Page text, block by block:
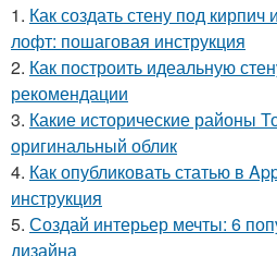
1. Как создать стену под кирпич
лофт: пошаговая инструкция
2. Как построить идеальную
рекомендации
3. Какие исторические районы
оригинальный облик
4. Как опубликовать статью в
инструкция
5. Создай интерьер мечты: 6
дизайна